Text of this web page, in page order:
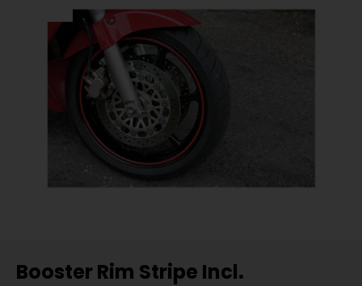
Booster Rim Stripe Incl.